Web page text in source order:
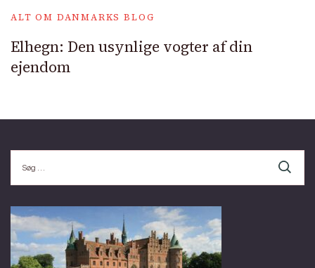
ALT OM DANMARKS BLOG
Elhegn: Den usynlige vogter af din
ejendom
efter: